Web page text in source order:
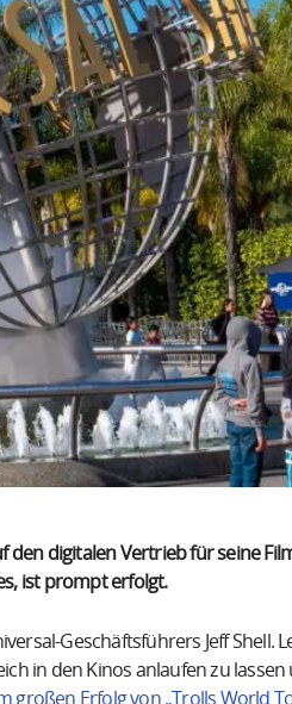
digitalen Vertrieb für seine
ist prompt erfolgt.
Geschäftsführers Jeff Shell.
in den Kinos anlaufen zu
großen Erfolg von „Trolls World